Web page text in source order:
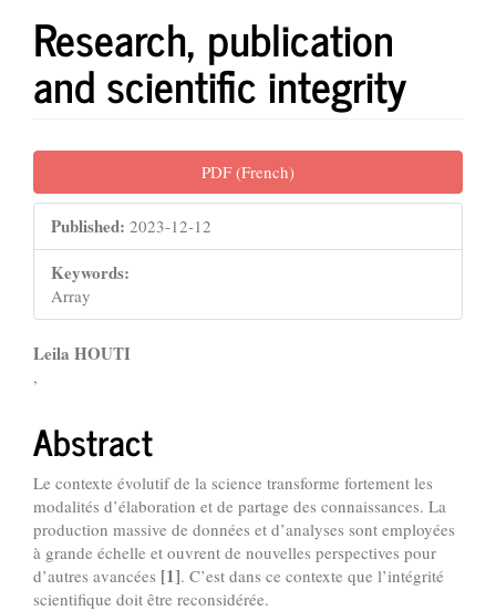
Research, publication
and scientific integrity
Article
Sidebar
PDF (French)
Published: 2023-12-12
Keywords:
Array
Main
Article
Content
Leila HOUTI
,
Abstract
Le contexte évolutif de la science transforme fortement les
modalités d’élaboration et de partage des connaissances. La
production massive de données et d’analyses sont employées
à grande échelle et ouvrent de nouvelles perspectives pour
d’autres avancées [1]. C’est dans ce contexte que l’intégrité
scientifique doit être reconsidérée.